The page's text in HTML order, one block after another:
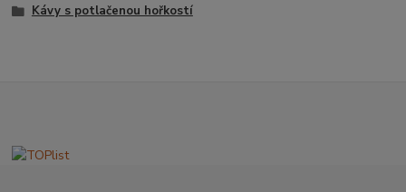
Kávy s potlačenou hořkostí